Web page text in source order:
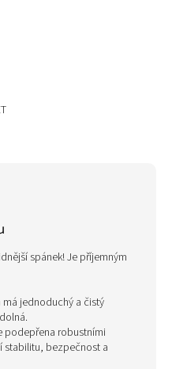
spánek! Je příjemným
jednoduchý a čistý
podepřena robustními
stabilitu, bezpečnost a